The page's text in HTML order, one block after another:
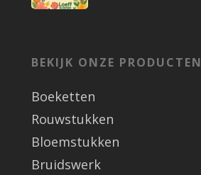
BEKIJK ONZE PRODUCTEN
Boeketten
Rouwstukken
Bloemstukken
Bruidswerk